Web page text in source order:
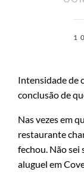
Intensidade de
conclusão de
Nas vezes em
restaurante
fechou. Não sei
aluguel em